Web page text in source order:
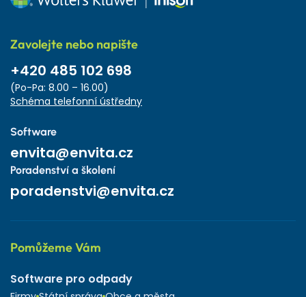
Zavolejte nebo napište
+420 485 102 698
(Po-Pa: 8.00 – 16.00)
Schéma telefonní ústředny
Software
envita@envita.cz
Poradenství a školení
poradenstvi@envita.cz
Pomůžeme Vám
Software pro odpady